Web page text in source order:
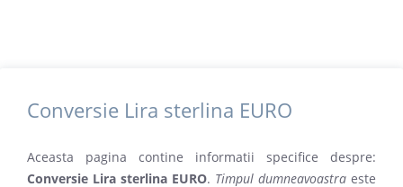
Conversie Lira sterlina EURO
Aceasta pagina contine informatii specifice despre:
Conversie Lira sterlina EURO. Timpul dumneavoastra este